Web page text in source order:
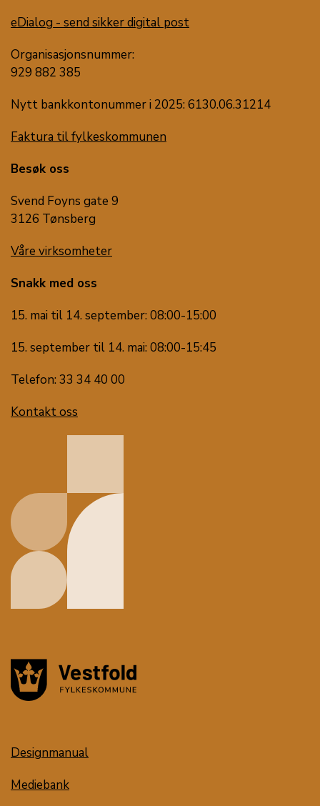
eDialog - send sikker digital post
Organisasjonsnummer:
929 882 385
Nytt bankkontonummer i 2025: 6130.06.31214
Faktura til fylkeskommunen
Besøk oss
Svend Foyns gate 9
3126 Tønsberg
Våre virksomheter
Snakk med oss
15. mai til 14. september: 08:00-15:00
15. september til 14. mai: 08:00-15:45
Telefon: 33 34 40 00
Kontakt oss
Designmanual
Mediebank